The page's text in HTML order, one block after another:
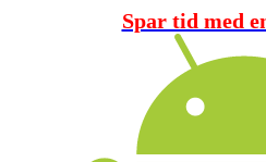
Spar tid med